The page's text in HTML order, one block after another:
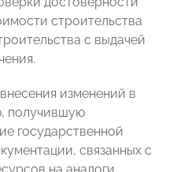
строительства
с выдачей
изменений в
получившую
государственной
связанных с